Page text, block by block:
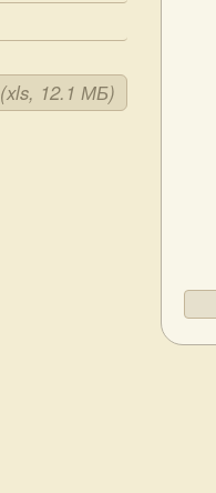
(xls, 12.1 МБ)